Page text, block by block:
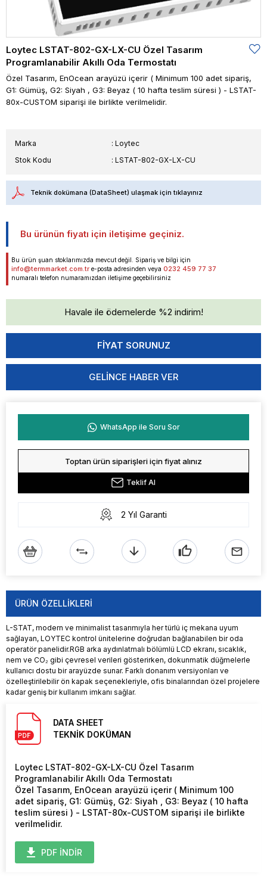
Loytec LSTAT-802-GX-LX-CU Özel Tasarım
Programlanabilir Akıllı Oda Termostatı
Özel Tasarım, EnOcean arayüzü içerir ( Minimum 100 adet sipariş,
G1: Gümüş, G2: Siyah , G3: Beyaz ( 10 hafta teslim süresi ) - LSTAT-
80x-CUSTOM siparişi ile birlikte verilmelidir.
Marka : Loytec
Stok Kodu
LSTAT-802-GX-LX-CU
Teknik dokümana (DataSheet) ulaşmak için tıklayınız
Bu ürünün fiyatı için iletişime geçiniz.
Bu ürün şuan stoklarımızda mevcut değil. Sipariş ve bilgi için
info@termmarket.com.tr e-posta adresinden veya 0232 459 77 37
numaralı telefon numaramızdan iletişime geçebilirsiniz
Havale ile ödemelerde %2 indirim!
GELINCE HABER VER
WhatsApp ile Soru Sor
Toptan ürün siparişleri için fiyat alınız
Teklif Al
2 Yıl Garanti
ÜRÜN ÖZELLIKLERI
L-STAT, modern ve minimalist tasarımıyla her türlü iç mekana uyum
sağlayan, LOYTEC kontrol ünitelerine doğrudan bağlanabilen bir oda
operatör panelidir.RGB arka aydınlatmalı bölümlü LCD ekranı, sıcaklık,
nem ve CO₂ gibi çevresel verileri gösterirken, dokunmatik düğmelerle
kullanıcı dostu bir arayüzde sunar. Farklı donanım versiyonları ve
özelleştirilebilir ön kapak seçenekleriyle, ofis binalarından özel projelere
kadar geniş bir kullanım imkanı sağlar.
DATA SHEET
TEKNİK DOKÜMAN
Loytec LSTAT-802-GX-LX-CU Özel Tasarım
Programlanabilir Akıllı Oda Termostatı
Özel Tasarım, EnOcean arayüzü içerir ( Minimum 100
adet sipariş, G1: Gümüş, G2: Siyah , G3: Beyaz ( 10 hafta
teslim süresi ) - LSTAT-80x-CUSTOM siparişi ile birlikte
verilmelidir.
PDF İNDİR